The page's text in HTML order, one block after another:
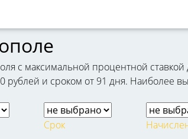
с максимальной процентной ставкой
и сроком от 91 дня. Наиболее
Срок